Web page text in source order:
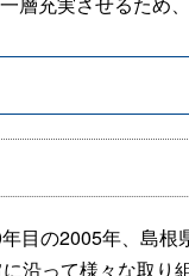
目の2005年、島
沿って様々な取り